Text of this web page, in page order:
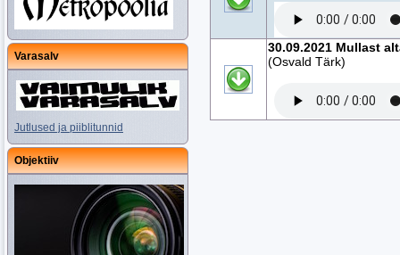
Varasalv
Jutlused ja piiblitunnid
Objektiiv
30.09.2021 Mullast
(Osvald Tärk)